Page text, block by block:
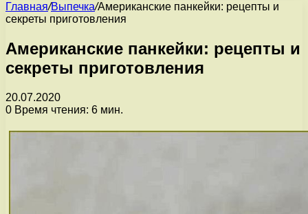
Главная/Выпечка/Американские панкейки: рецепты и
секреты приготовления
Американские панкейки: рецепты и
секреты приготовления
20.07.2020
0 Время чтения: 6 мин.